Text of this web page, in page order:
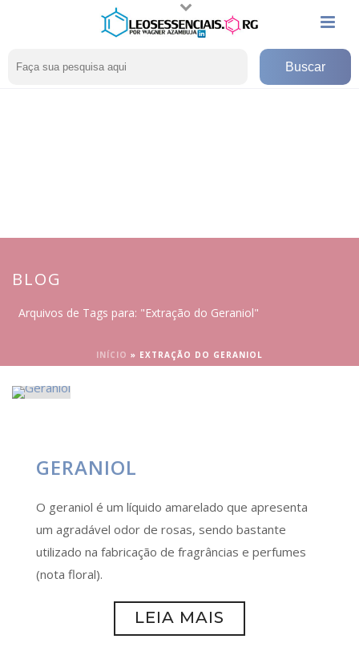
BLOG
Arquivos de Tags para: "Extração do Geraniol"
INÍCIO » EXTRAÇÃO DO GERANIOL
GERANIOL
O geraniol é um líquido amarelado que apresenta
um agradável odor de rosas, sendo bastante
utilizado na fabricação de fragrâncias e perfumes
(nota floral).
LEIA MAIS